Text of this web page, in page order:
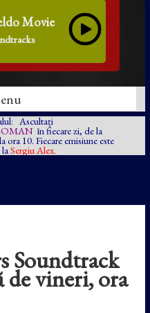
Movie
Ascultați
în fiecare zi, de la
ora 10. Fiecare emisiune este
Sergiu Alex.
Soundtrack
de vineri, ora